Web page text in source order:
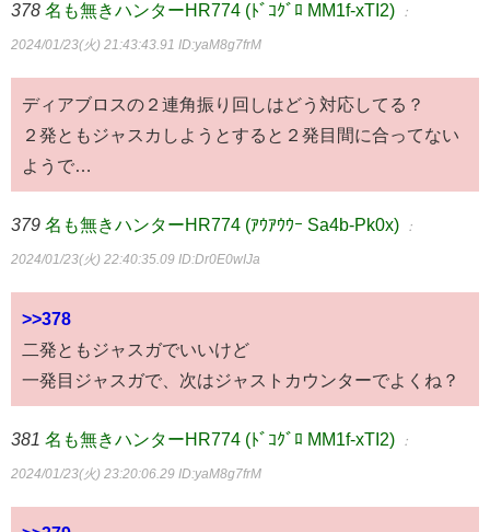
378 名も無きハンターHR774 (ﾄﾞｺｸﾞﾛ MM1f-xTI2) ：
2024/01/23(火) 21:43:43.91 ID:yaM8g7frM
ディアブロスの２連角振り回しはどう対応してる？
２発ともジャスカしようとすると２発目間に合ってない
ようで…
379 名も無きハンターHR774 (ｱｳｱｳｳｰ Sa4b-Pk0x) ：
2024/01/23(火) 22:40:35.09 ID:Dr0E0wIJa
>>378
二発ともジャスガでいいけど
一発目ジャスガで、次はジャストカウンターでよくね？
381 名も無きハンターHR774 (ﾄﾞｺｸﾞﾛ MM1f-xTI2) ：
2024/01/23(火) 23:20:06.29 ID:yaM8g7frM